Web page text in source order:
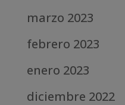
marzo 2023
febrero 2023
enero 2023
diciembre 2022